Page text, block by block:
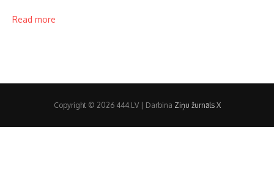
Read more
Copyright © 2026 444.LV | Darbina Ziņu žurnāls X